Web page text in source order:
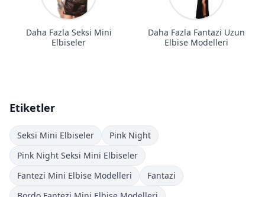
Daha Fazla Seksi Mini
Elbiseler
Daha Fazla Fantazi Uzun
Elbise Modelleri
Etiketler
Seksi Mini Elbiseler
Pink Night
Pink Night Seksi Mini Elbiseler
Fantezi Mini Elbise Modelleri
Fantazi